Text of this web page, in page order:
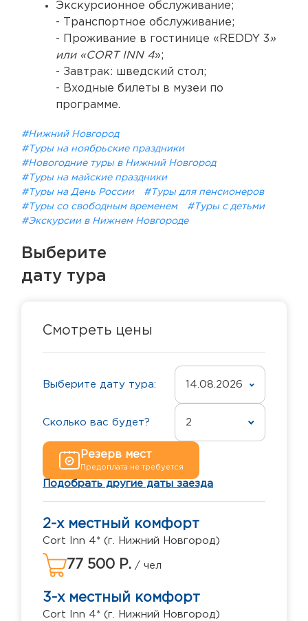
Экскурсионное обслуживание;
- Транспортное обслуживание;
- Проживание в гостинице «REDDY 3»
или «CORT INN 4»;
- Завтрак: шведский стол;
- Входные билеты в музеи по
программе.
#Нижний Новгород
#Туры на ноябрьские праздники
#Новогодние туры в Нижний Новгород
#Туры на майские праздники
#Туры на День России
#Туры для пенсионеров
#Туры со свободным временем
#Туры с детьми
#Экскурсии в Нижнем Новгороде
Выберите
дату тура
Смотреть цены
Выберите дату тура: 14.08.2026
Сколько вас будет? 2
Резерв мест
Предоплата не требуется
Подобрать другие даты заезда
2-х местный комфорт
Cort Inn 4* (г. Нижний Новгород)
77 500 Р. / чел
3-х местный комфорт
Cort Inn 4* (г. Нижний Новгород)